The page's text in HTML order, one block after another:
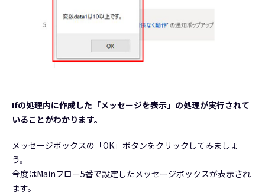
Ifの処理内に作成した「メッセージを表示」の処理が実行されて
いることがわかります。
メッセージボックスの「OK」ボタンをクリックしてみましょ
う。
今度はMainフロー5番で設定したメッセージボックスが表示され
ます。